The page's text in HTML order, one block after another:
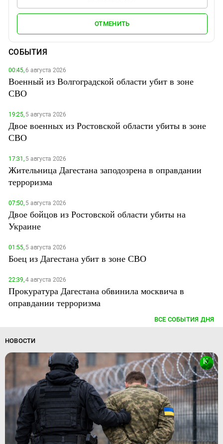
ОТМЕНИТЬ
СОБЫТИЯ
00:45,6 августа 2026
Военный из Волгоградской области убит в зоне
СВО
19:25,5 августа 2026
Двое военных из Ростовской области убиты в зоне
СВО
17:31,5 августа 2026
Жительница Дагестана заподозрена в оправдании
терроризма
07:50,5 августа 2026
Двое бойцов из Ростовской области убиты на
Украине
01:55,5 августа 2026
Боец из Дагестана убит в зоне СВО
22:39,4 августа 2026
Прокуратура Дагестана обвинила москвича в
оправдании терроризма
ВСЕ СОБЫТИЯ ДНЯ
НОВОСТИ